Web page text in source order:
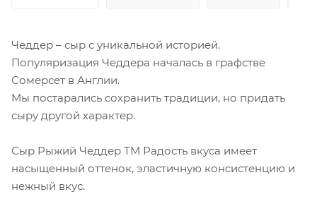
Чеддер – сыр с уникальной историей.
Популяризация Чеддера началась в графстве
Сомерсет в Англии.
Мы постарались сохранить традиции, но придать
сыру другой характер.
Сыр Рыжий Чеддер ТМ Радость вкуса имеет
насыщенный оттенок, эластичную консистенцию и
нежный вкус.